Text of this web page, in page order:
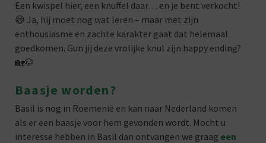
Een kwispel hier, een knuffel daar… en je bent verkocht!
😄 Ja, hij moet nog wat leren – maar met zijn
enthousiasme en zachte karakter gaat dat helemaal
goedkomen. Gun jij deze vrolijke knul zijn happy ending?
🏡🐶
Baasje worden?
Basil is nog in Roemenië en kan naar Nederland komen
als er een baasje voor hem gevonden wordt. Mocht u
interesse hebben in Basil dan ontvangen we graag een